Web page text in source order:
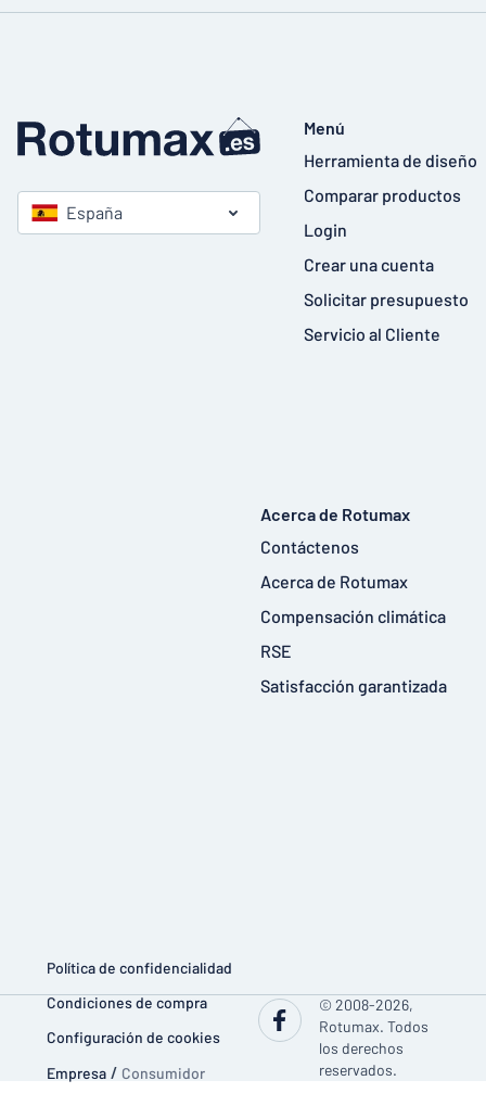
España
Menú
Herramienta de diseño
Comparar productos
Login
Crear una cuenta
Solicitar presupuesto
Servicio al Cliente
Acerca de Rotumax
Contáctenos
Acerca de Rotumax
Compensación climática
RSE
Satisfacción garantizada
Política de confidencialidad
Condiciones de compra
Configuración de cookies
Empresa / Consumidor
© 2008-2026,
Rotumax. Todos
los derechos
reservados.